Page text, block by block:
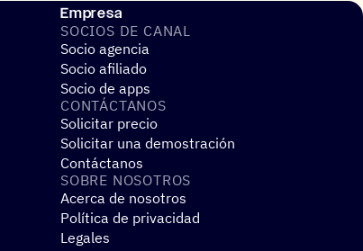
Empresa
SOCIOS DE CANAL
Socio agencia
Socio afiliado
Socio de apps
CONTÁC­TA­NOS
Solicitar precio
Solicitar una demostración
Contáctanos
SOBRE NOSO­TROS
Acerca de nosotros
Política de privacidad
Legales